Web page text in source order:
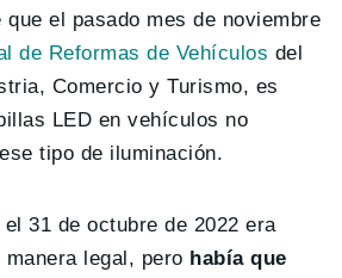
el pasado mes de noviembre
de Reformas de Vehículos del
Comercio y Turismo, es
LED en vehículos no
tipo de iluminación.
31 de octubre de 2022 era
legal, pero había que